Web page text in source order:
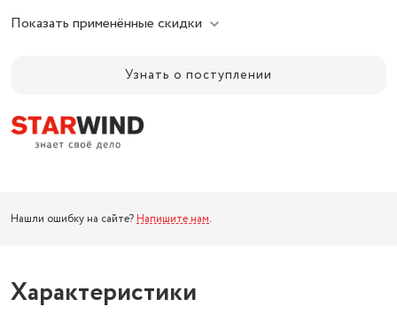
Показать применённые скидки
Узнать о поступлении
Нашли ошибку на сайте? Напишите нам.
Характеристики